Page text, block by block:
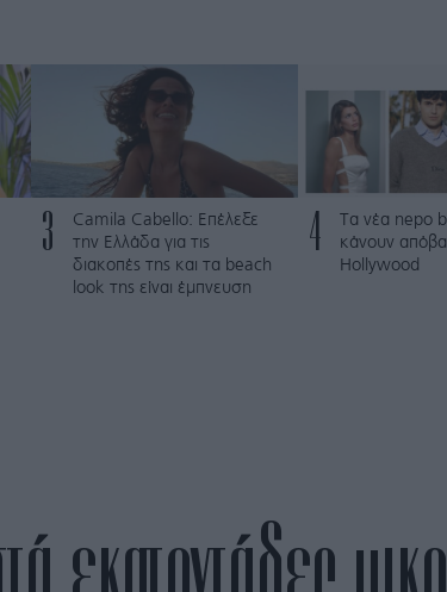
3
Camila Cabello: Επέλεξε
την Ελλάδα για τις
διακοπές της και τα beach
look της είναι έμπνευση
4
Τα νέα nepo
κάνουν
Hollywood